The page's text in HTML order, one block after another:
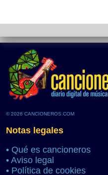
© 2026 CANCIONEROS.COM
Notas legales
• Qué es cancioneros
• Aviso legal
• Política de cookies